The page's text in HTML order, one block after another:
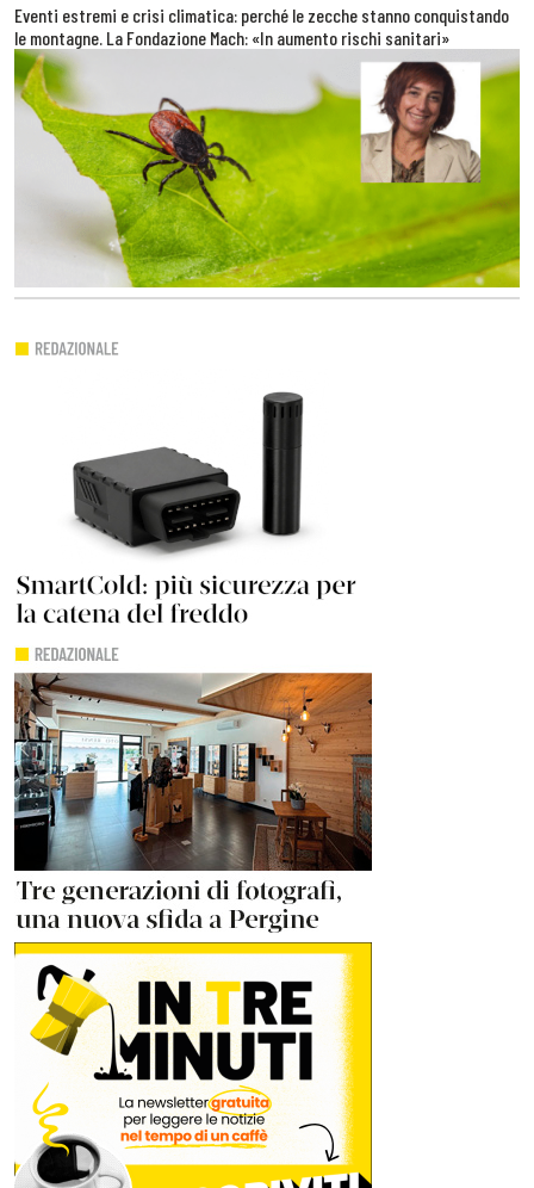
Eventi estremi e crisi climatica: perché le zecche stanno conquistando
le montagne. La Fondazione Mach: «In aumento rischi sanitari»